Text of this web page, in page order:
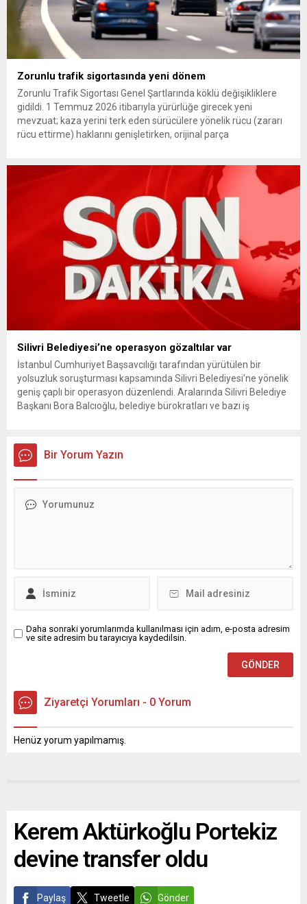
Zorunlu trafik sigortasında yeni dönem
Zorunlu Trafik Sigortası Genel Şartlarında köklü değişikliklere
gidildi. 1 Temmuz 2026 itibarıyla yürürlüğe girecek yeni
mevzuat; kaza yerini terk eden sürücülere yönelik rücu (zararı
rücu ettirme) haklarını genişletirken, orijinal parça
getiriyor. Hazine Müsteşarlığına bağlı ilgili kurumlarca...
Silivri Belediyesi’ne operasyon gözaltılar var
İstanbul Cumhuriyet Başsavcılığı tarafından yürütülen bir
yolsuzluk soruşturması kapsamında Silivri Belediyesi’ne yönelik
geniş çaplı bir operasyon düzenlendi. Aralarında Silivri Belediye
Başkanı Bora Balcıoğlu, belediye bürokratları ve bazı iş
inceleme ve arama çalışmaları devam ediyor. İstanbul’da...
Bir Yorum Yazın
Daha sonraki yorumlarımda kullanılması için adım, e-posta adresim
ve site adresim bu tarayıcıya kaydedilsin.
Ziyaretçi Yorumları - 0 Yorum
Henüz yorum yapılmamış.
Kerem Aktürkoğlu Portekiz
devine transfer oldu
Paylaş Tweetle Gönder